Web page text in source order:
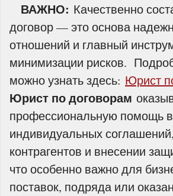
ВАЖНО: Качественно
договор — это основа
отношений и главный
минимизации рисков.
можно узнать здесь: Юрист
Юрист по договорам
профессиональную помощь в
индивидуальных
контрагентов и внесении
что особенно важно для
поставок, подряда или